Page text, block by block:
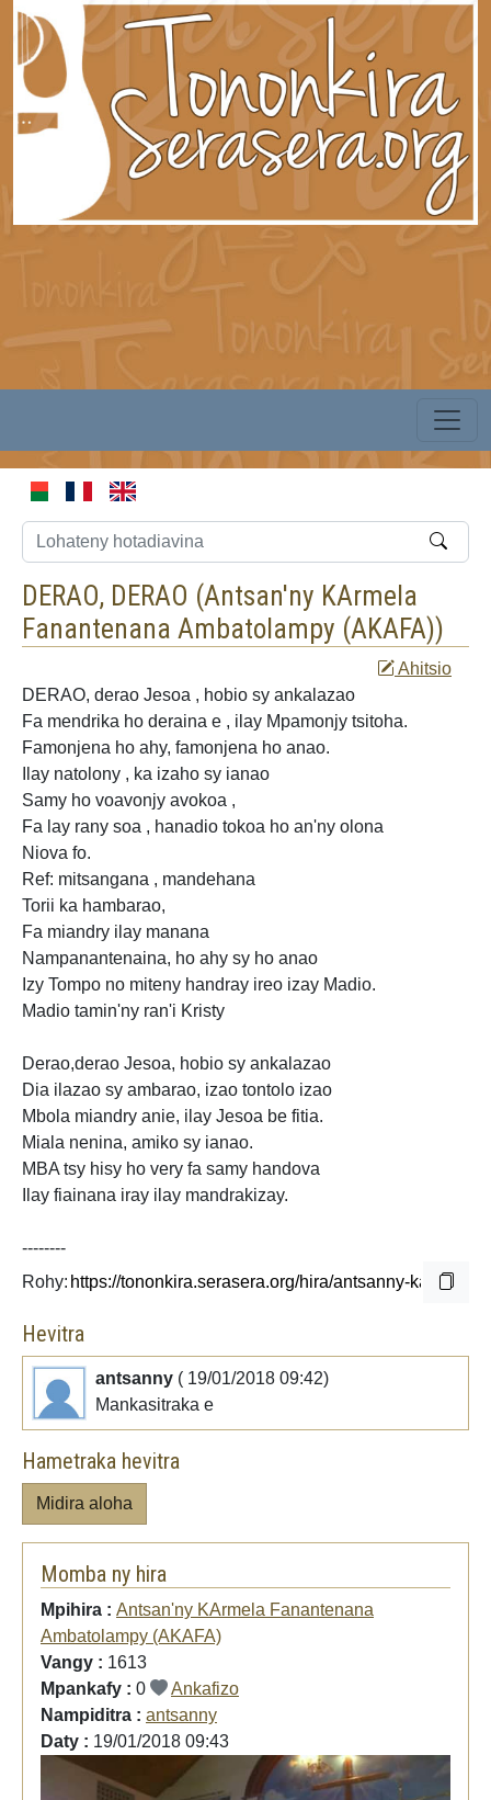
DERAO, DERAO (Antsan'ny KArmela
Fanantenana Ambatolampy (AKAFA))
Ahitsio
DERAO, derao Jesoa , hobio sy ankalazao
Fa mendrika ho deraina e , ilay Mpamonjy tsitoha.
Famonjena ho ahy, famonjena ho anao.
Ilay natolony , ka izaho sy ianao
Samy ho voavonjy avokoa ,
Fa lay rany soa , hanadio tokoa ho an'ny olona
Niova fo.
Ref: mitsangana , mandehana
Torii ka hambarao,
Fa miandry ilay manana
Nampanantenaina, ho ahy sy ho anao
Izy Tompo no miteny handray ireo izay Madio.
Madio tamin'ny ran'i Kristy
Derao,derao Jesoa, hobio sy ankalazao
Dia ilazao sy ambarao, izao tontolo izao
Mbola miandry anie, ilay Jesoa be fitia.
Miala nenina, amiko sy ianao.
MBA tsy hisy ho very fa samy handova
Ilay fiainana iray ilay mandrakizay.
--------
Rohy:
Hevitra
antsanny ( 19/01/2018 09:42)
Mankasitraka e
Hametraka hevitra
Midira aloha
Momba ny hira
Mpihira : Antsan'ny KArmela Fanantenana
Ambatolampy (AKAFA)
Vangy : 1613
Mpankafy : 0
Ankafizo
Nampiditra : antsanny
Daty : 19/01/2018 09:43